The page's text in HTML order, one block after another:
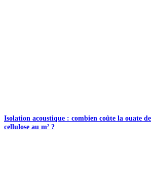
Isolation acoustique : combien coûte la ouate de
cellulose au m² ?